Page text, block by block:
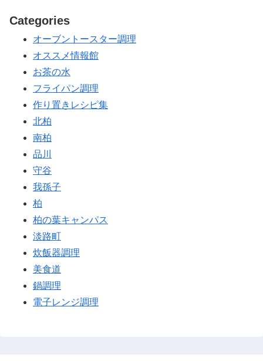
Categories
オーブントースター調理
オススメ情報館
お茶の水
フライパン調理
作り置きレシピ集
北柏
南柏
品川
守谷
我孫子
柏
柏の葉キャンパス
淡路町
炊飯器調理
美食道
鍋調理
電子レンジ調理